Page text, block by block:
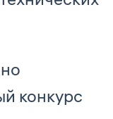
конкурс